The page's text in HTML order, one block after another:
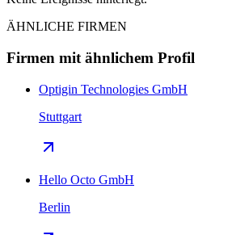
ÄHNLICHE FIRMEN
Firmen mit ähnlichem Profil
Optigin Technologies GmbH
Stuttgart
Hello Octo GmbH
Berlin